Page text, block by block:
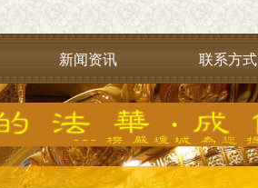
新闻资讯 联系方式